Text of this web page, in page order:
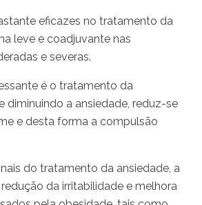
eficazes no tratamento da
leve e coadjuvante nas
e severas.
é o tratamento da
diminuindo a ansiedade, reduz-se
e desta forma a compulsão
do tratamento da ansiedade, a
da irritabilidade e melhora